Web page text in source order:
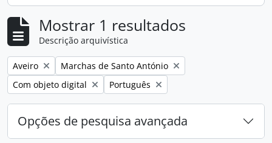
Mostrar 1 resultados
Descrição arquivística
Remover filtro:
Aveiro Remover filtro:
Marchas de Santo António
Remover filtro:
Com objeto digital Remover filtro:
Português
Opções de pesquisa avançada